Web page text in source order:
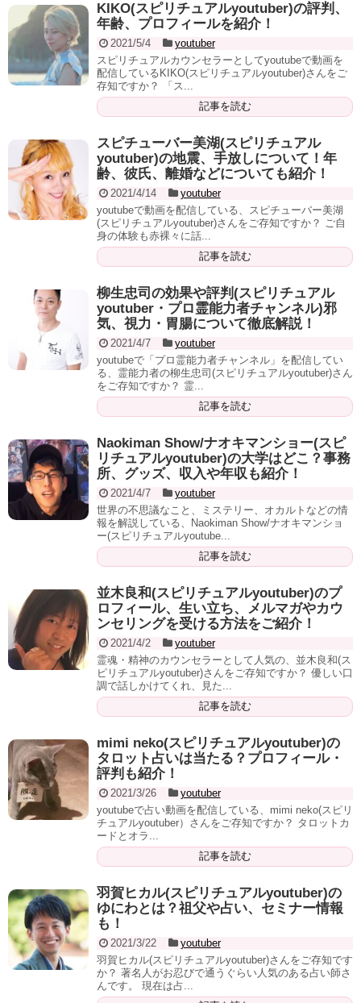
KIKO(スピリチュアルyoutuber)の評判、
年齢、プロフィールを紹介！
2021/5/4
youtuber
スピリチュアルカウンセラーとしてyoutubeで動画を
配信しているKIKO(スピリチュアルyoutuber)さんをご
存知ですか？ 「ス...
記事を読む
スピチューバー美湖(スピリチュアル
youtuber)の地震、手放しについて！年
齢、彼氏、離婚などについても紹介！
2021/4/14
youtuber
youtubeで動画を配信している、スピチューバー美湖
(スピリチュアルyoutuber)さんをご存知ですか？ ご自
身の体験も赤裸々に話...
記事を読む
柳生忠司の効果や評判(スピリチュアル
youtuber・プロ霊能力者チャンネル)邪
気、視力・胃腸について徹底解説！
2021/4/7
youtuber
youtubeで「プロ霊能力者チャンネル」を配信してい
る、霊能力者の柳生忠司(スピリチュアルyoutuber)さん
をご存知ですか？ 霊...
記事を読む
Naokiman Show/ナオキマンショー(スピ
リチュアルyoutuber)の大学はどこ？事務
所、グッズ、収入や年収も紹介！
2021/4/7
youtuber
世界の不思議なこと、ミステリー、オカルトなどの情
報を解説している、Naokiman Show/ナオキマンショ
ー(スピリチュアルyoutube...
記事を読む
並木良和(スピリチュアルyoutuber)のプ
ロフィール、生い立ち、メルマガやカウ
ンセリングを受ける方法をご紹介！
2021/4/2
youtuber
霊魂・精神のカウンセラーとして人気の、並木良和(ス
ピリチュアルyoutuber)さんをご存知ですか？ 優しい口
調で話しかけてくれ、見た...
記事を読む
mimi neko(スピリチュアルyoutuber)の
タロット占いは当たる？プロフィール・
評判も紹介！
2021/3/26
youtuber
youtubeで占い動画を配信している、mimi neko(スピリ
チュアルyoutuber）さんをご存知ですか？ タロットカ
ードとオラ...
記事を読む
羽賀ヒカル(スピリチュアルyoutuber)の
ゆにわとは？祖父や占い、セミナー情報
も！
2021/3/22
youtuber
羽賀ヒカル(スピリチュアルyoutuber)さんをご存知です
か？ 著名人がお忍びで通うぐらい人気のある占い師さ
んです。 現在は占...